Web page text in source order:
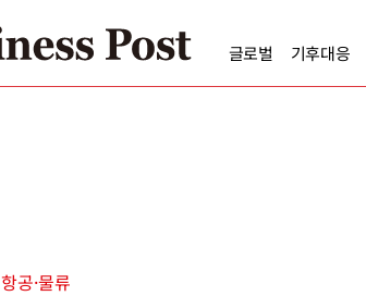
글로벌 기후대응
항공·물류